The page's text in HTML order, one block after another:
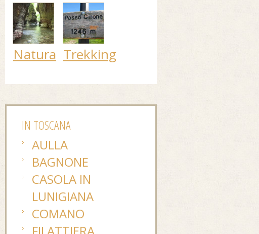
Natura Trekking
IN TOSCANA
AULLA
BAGNONE
CASOLA IN
LUNIGIANA
COMANO